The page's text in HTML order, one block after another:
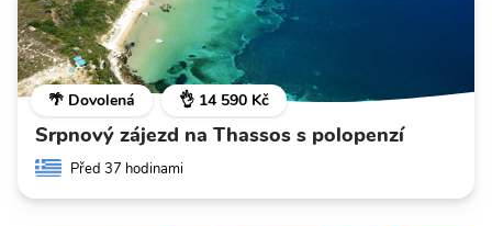
🌴 Dovolená 👌 14 590 Kč
Srpnový zájezd na Thassos s polopenzí
Před 37 hodinami